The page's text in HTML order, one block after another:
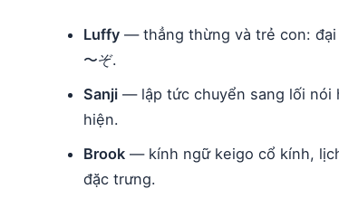
Luffy — thẳng thừng và trẻ con:
〜ぞ.
Sanji — lập tức chuyển sang lối nói
hiện.
Brook — kính ngữ keigo cổ kính,
đặc trưng.